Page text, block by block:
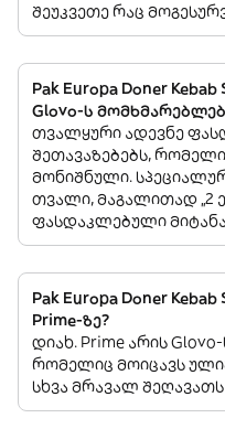
შეუკვეთე რაც
Pak Europa Doner
Glovo-ს
თვალყური ადევნე
შეთავაზებებს,
მონიშნული.
თვალი, მაგალითად „2
ფასდაკლებული
Pak Europa Doner
Prime-ზე?
დიახ. Prime არის
რომელიც მოიცავს
სხვა მრავალ